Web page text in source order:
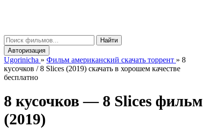
Найти
Авторизация
Ugorinicha » Фильм американский скачать торрент » 8
кусочков / 8 Slices (2019) скачать в хорошем качестве
бесплатно
8 кусочков — 8 Slices фильм
(2019)